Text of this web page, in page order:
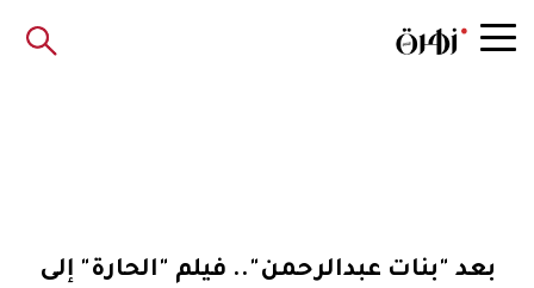
بعد "بنات عبدالرحمن".. فيلم "الحارة" إلى